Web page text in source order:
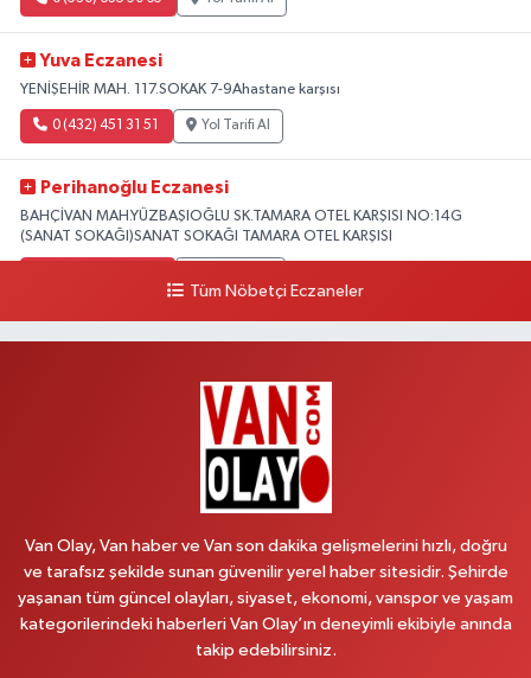
Yuva Eczanesi
YENİŞEHİR MAH. 117.SOKAK 7-9Ahastane karşısı
0 (432) 451 31 51 Yol Tarifi Al
Perihanoğlu Eczanesi
BAHÇİVAN MAH.YÜZBAŞIOĞLU SK.TAMARA OTEL KARŞISI NO:14G
(SANAT SOKAĞI)SANAT SOKAĞI TAMARA OTEL KARŞISI
Yol Tarifi Al
BEYAZIT MAH.ZEYLAN CADDESİ OKYANUS GİYİM YANI NO:1
Afşar Eczanesi
Kazım Karabekir cad.Eski Araştırma Hastanesi karşısı (kent park karşısı )
Tüm Nöbetçi Eczaneler
Van Olay, Van haber ve Van son dakika gelişmelerini hızlı, doğru
ve tarafsız şekilde sunan güvenilir yerel haber sitesidir. Şehirde
yaşanan tüm güncel olayları, siyaset, ekonomi, vanspor ve yaşam
kategorilerindeki haberleri Van Olay’ın deneyimli ekibiyle anında
takip edebilirsiniz.